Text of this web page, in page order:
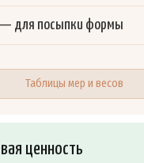
— для посыпки формы
Таблицы мер и весов
ценность